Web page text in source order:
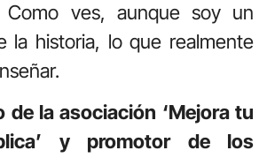
Como ves, aunque soy un
la historia, lo que realmente
de la asociación ‘Mejora tu
y promotor de los